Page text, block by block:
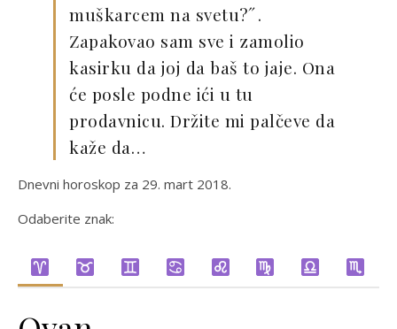
muškarcem na svetu?˝.
Zapakovao sam sve i zamolio
kasirku da joj da baš to jaje. Ona
će posle podne ići u tu
prodavnicu. Držite mi palčeve da
kaže da…
Dnevni horoskop za 29. mart 2018.
Odaberite znak: